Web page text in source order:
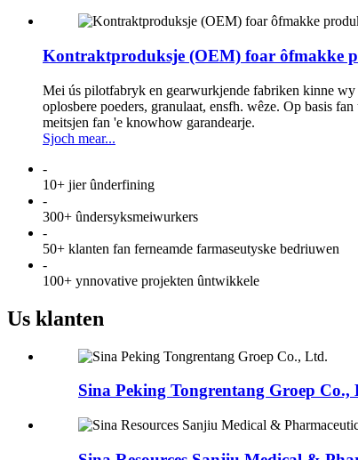
Kontraktproduksje (OEM) foar ôfmakke
Mei ús pilotfabryk en gearwurkjende fabriken kinne
oplosbere poeders, granulaat, ensfh. wêze. Op basis
meitsjen fan 'e knowhow garandearje.
Sjoch mear...
-
10+ jier ûnderfining
-
300+ ûndersyksmeiwurkers
-
50+ klanten fan ferneamde farmaseutyske bedriuwen
-
100+ ynnovative projekten ûntwikkele
Us klanten
Sina Peking Tongrentang Groep Co.,